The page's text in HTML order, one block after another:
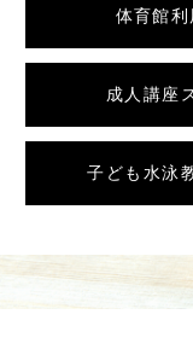
体育館
成人講座
子ども水泳
: Attempt to
/home/wordstock/
content/themes/